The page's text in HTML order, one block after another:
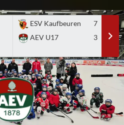
ESV Kaufbeuren
7
AEV U17
3